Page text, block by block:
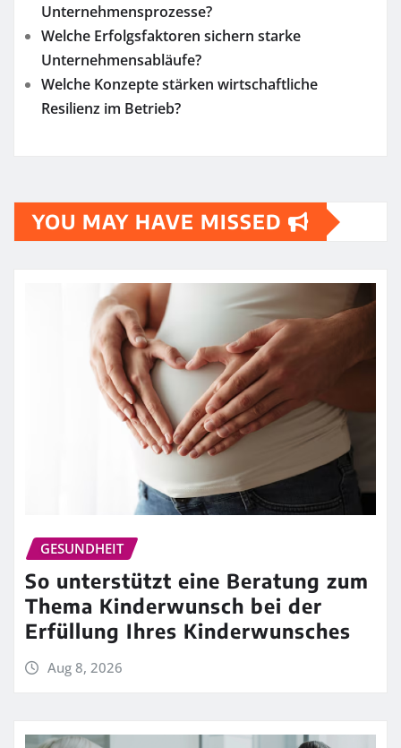
Unternehmensprozesse?
Welche Erfolgsfaktoren sichern starke
Unternehmensabläufe?
Welche Konzepte stärken wirtschaftliche
Resilienz im Betrieb?
YOU MAY HAVE MISSED
GESUNDHEIT
So unterstützt eine Beratung zum
Thema Kinderwunsch bei der
Erfüllung Ihres Kinderwunsches
Aug 8, 2026